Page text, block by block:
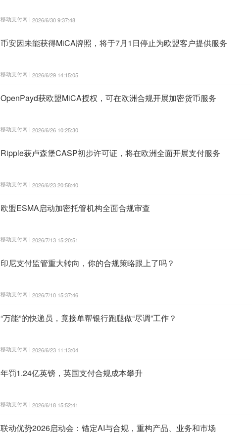
移动支付网 | 2026/6/30 9:37:48
币安因未能获得MiCA牌照，将于7月1日停止为欧盟客户提供服务
移动支付网 | 2026/6/29 14:15:05
OpenPayd获欧盟MiCA授权，可在欧洲合规开展加密货币服务
移动支付网 | 2026/6/26 10:25:30
Ripple获卢森堡CASP初步许可证，将在欧洲全面开展支付服务
移动支付网 | 2026/6/23 20:58:40
欧盟ESMA启动加密托管机构全面合规审查
移动支付网 | 2026/7/13 15:20:51
印尼支付监管重大转向，你的合规策略跟上了吗？
移动支付网 | 2026/7/10 15:37:46
“万能”的快递员，竟接单帮银行跑腿做“尽调”工作？
移动支付网 | 2026/6/23 11:13:04
年罚1.24亿英镑，英国支付合规成本攀升
移动支付网 | 2026/6/18 15:52:41
联动优势2026启动会：锚定AI与合规，重构产品、业务和市场